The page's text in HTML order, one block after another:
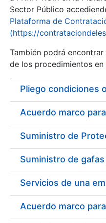
Sector Público
Plataforma de
(https://
También podrá
de los procedimientos en